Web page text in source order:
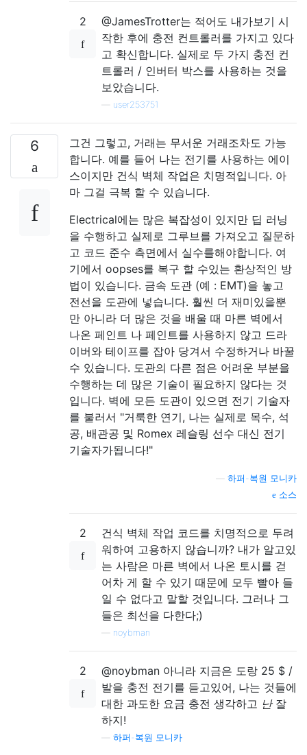
2
@JamesTrotter는 적어도 내가보기 시
작한 후에 충전 컨트롤러를 가지고 있다
고 확신합니다. 실제로 두 가지 충전 컨
트롤러 / 인버터 박스를 사용하는 것을
보았습니다.
user253751
6
그건 그렇고, 거래는 무서운 거래조차도 가능
합니다. 예를 들어 나는 전기를 사용하는 에이
스이지만 건식 벽체 작업은 치명적입니다. 아
마 그걸 극복 할 수 있습니다.
Electrical에는 많은 복잡성이 있지만 딥 러닝
을 수행하고 실제로 그루브를 가져오고 질문하
고 코드 준수 측면에서 실수를해야합니다. 여
기에서 oopses를 복구 할 수있는 환상적인 방
법이 있습니다. 금속 도관 (예 : EMT)을 놓고
전선을 도관에 넣습니다. 훨씬 더 재미있을뿐
만 아니라 더 많은 것을 배울 때 마른 벽에서
나온 페인트 나 페인트를 사용하지 않고 드라
이버와 테이프를 잡아 당겨서 수정하거나 바꿀
수 있습니다. 도관의 다른 점은 어려운 부분을
수행하는 데 많은 기술이 필요하지 않다는 것
입니다. 벽에 모든 도관이 있으면 전기 기술자
를 불러서 "거룩한 연기, 나는 실제로 목수, 석
공, 배관공 및 Romex 레슬링 선수 대신 전기
기술자가됩니다!"
하퍼-복원 모니카
소스
2
건식 벽체 작업 코드를 치명적으로 두려
워하여 고용하지 않습니까? 내가 알고있
는 사람은 마른 벽에서 나온 토시를 걷
어차 게 할 수 있기 때문에 모두 빨아 들
일 수 없다고 말할 것입니다. 그러나 그
들은 최선을 다한다;)
noybman
2
@noybman 아니라 지금은 도랑 25 $ /
발을 충전 전기를 듣고있어, 나는 것들에
대한 과도한 요금 충전 생각하고 난잘
하지!
하퍼-복원 모니카